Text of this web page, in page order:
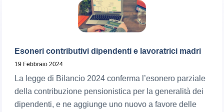
Esoneri contributivi dipendenti e lavoratrici madri
19 Febbraio 2024
La legge di Bilancio 2024 conferma l’esonero parziale
della contribuzione pensionistica per la generalità dei
dipendenti, e ne aggiunge uno nuovo a favore delle